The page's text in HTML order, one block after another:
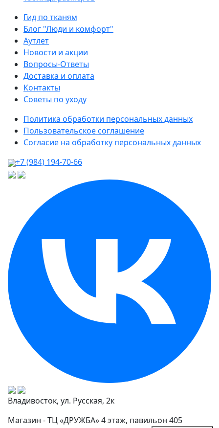
Гид по тканям
Блог "Люди и комфорт"
Аутлет
Новости и акции
Вопросы-Ответы
Доставка и оплата
Контакты
Советы по уходу
Политика обработки персональных данных
Пользовательское соглашение
Согласие на обработку персональных данных
+7 (984) 194-70-66
Владивосток, ул. Русская, 2к
Магазин - ТЦ «ДРУЖБА» 4 этаж, павильон 405